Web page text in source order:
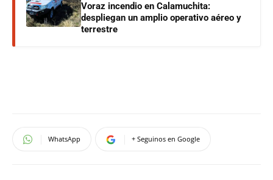
Voraz incendio en Calamuchita:
despliegan un amplio operativo aéreo y
terrestre
WhatsApp + Seguinos en Google